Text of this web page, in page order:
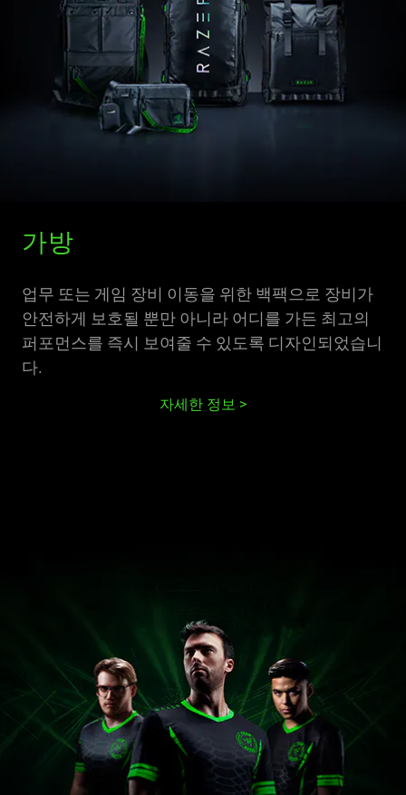
가방
업무 또는 게임 장비 이동을 위한 백팩으로 장비가
안전하게 보호될 뿐만 아니라 어디를 가든 최고의
퍼포먼스를 즉시 보여줄 수 있도록 디자인되었습니
다.
자세한 정보